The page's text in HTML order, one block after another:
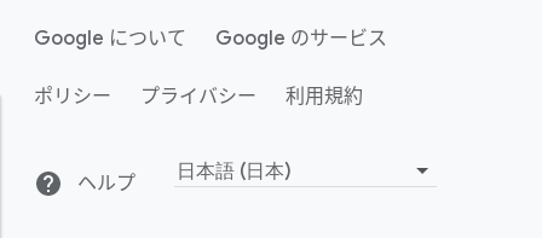
Chrome Enterprise Upgrade
サステナビリティ
小売
Google について Google のサービス
ポリシー プライバシー 利用規約
ヘルプ
言